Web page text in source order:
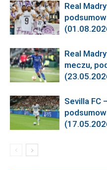
Real
Real
meczu,
Sevilla FC